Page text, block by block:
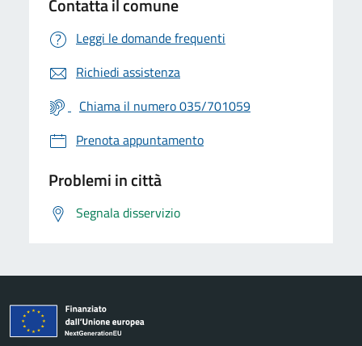
Contatta il comune
Leggi le domande frequenti
Richiedi assistenza
Chiama il numero 035/701059
Prenota appuntamento
Problemi in città
Segnala disservizio